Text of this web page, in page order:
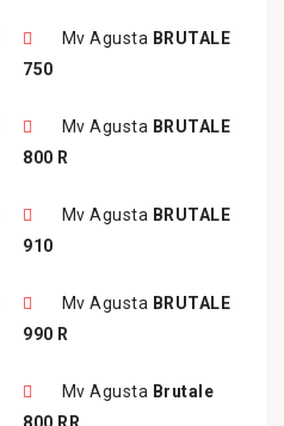
Mv Agusta BRUTALE
750
Mv Agusta BRUTALE
800 R
Mv Agusta BRUTALE
910
Mv Agusta BRUTALE
990 R
Mv Agusta Brutale